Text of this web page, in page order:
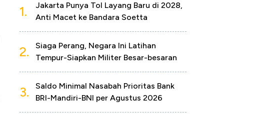
1.
Jakarta Punya Tol Layang Baru di 2028,
Anti Macet ke Bandara Soetta
2.
Siaga Perang, Negara Ini Latihan
Tempur-Siapkan Militer Besar-besaran
3.
Saldo Minimal Nasabah Prioritas Bank
BRI-Mandiri-BNI per Agustus 2026